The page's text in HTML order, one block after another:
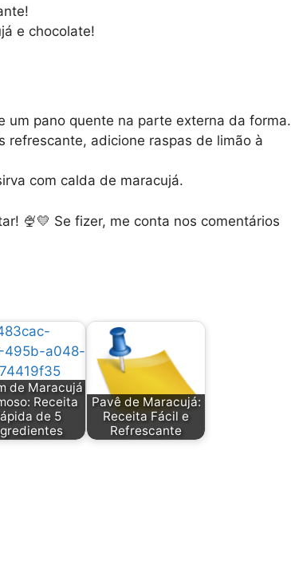
e chocolate!
um pano quente na parte externa da forma.
refrescante, adicione raspas de limão à
com calda de maracujá.
🍨💛 Se fizer, me conta nos comentários
de Maracujá
Receita
de 5
Pavê de Maracujá:
Receita Fácil e
Refrescante